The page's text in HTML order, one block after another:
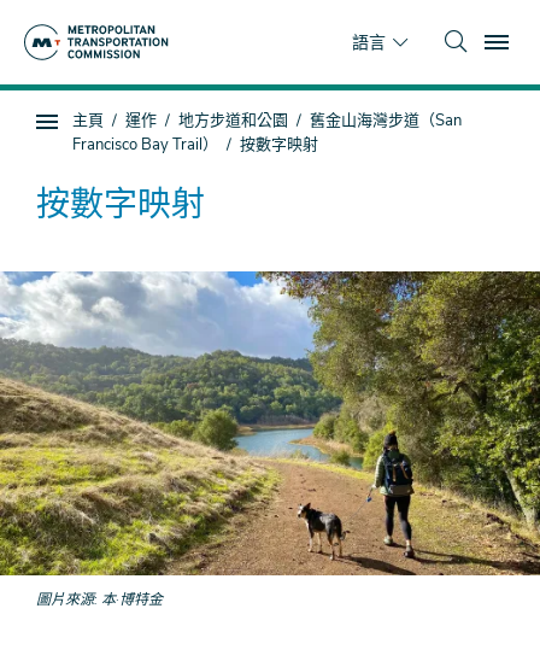
語言
子
面
導
你
在
裡
主頁 運作 地方步道和公園
舊金山海灣步道（San
Francisco Bay Trail）
按數字映射
按數字映射
圖片來源 本·博特金